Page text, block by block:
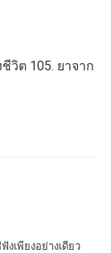
วิต 105. ยาจาก
เพียงอย่างเดียว